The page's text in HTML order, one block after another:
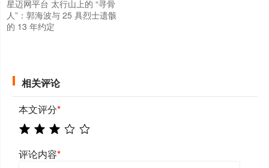
星迈网平台 太行山上的 “寻骨
人”：郭海波与 25 具烈士遗骸
的 13 年约定
相关评论
本文评分*
评论内容*